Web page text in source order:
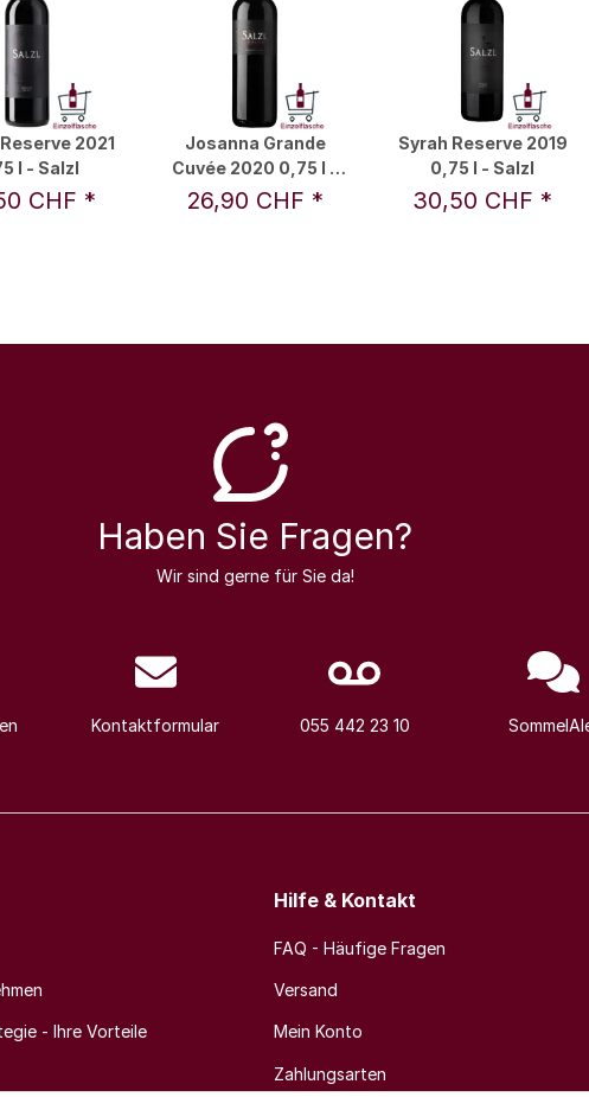
2021
l - Salzl
CHF *
Josanna Grande
Cuvée 2020 0,75 l -
Salzl
26,90 CHF *
Syrah Reserve 2019
0,75 l - Salzl
30,50 CHF *
Haben Sie Fragen?
Wir sind gerne für Sie da!
Kontaktformular 055 442 23 10
- Ihre Vorteile
Hilfe & Kontakt
FAQ - Häufige Fragen
Versand
Mein Konto
Zahlungsarten